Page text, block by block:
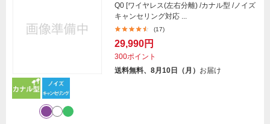
Q0 [ワイヤレス(左右分離) /カナル型 /ノイズ
キャンセリング対応 ...
(17)
29,990円
300ポイント
送料無料、8月10日（月） お届け